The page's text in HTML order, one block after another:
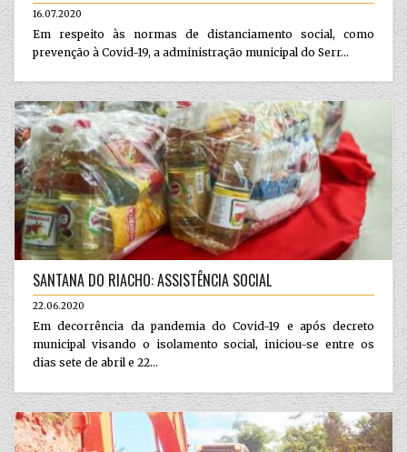
16.07.2020
Em respeito às normas de distanciamento social, como
prevenção à Covid-19, a administração municipal do Serr...
SANTANA DO RIACHO: ASSISTÊNCIA SOCIAL
22.06.2020
Em decorrência da pandemia do Covid-19 e após decreto
municipal visando o isolamento social, iniciou-se entre os
dias sete de abril e 22...